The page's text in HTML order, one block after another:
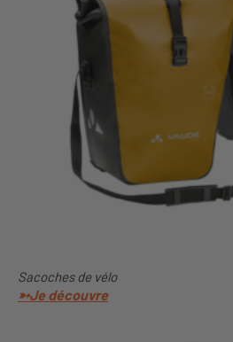
Sacoches de vélo
➳Je découvre